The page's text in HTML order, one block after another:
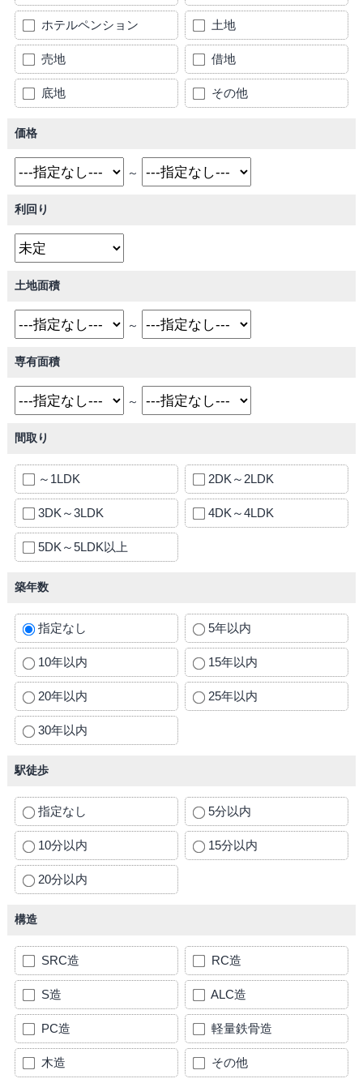
ホテルペンション 土地
売地 借地
底地 その他
価格
～
利回り
土地面積
～
専有面積
～
間取り
～1LDK 2DK～2LDK
3DK～3LDK 4DK～4LDK
5DK～5LDK以上
築年数
指定なし 5年以内
10年以内 15年以内
20年以内 25年以内
30年以内
駅徒歩
指定なし 5分以内
10分以内 15分以内
20分以内
構造
SRC造 RC造
S造 ALC造
PC造 軽量鉄骨造
木造 その他